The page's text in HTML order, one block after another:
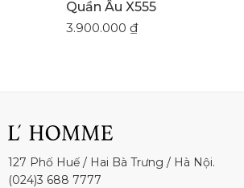
Quần Âu X555
3.900.000 ₫
127 Phố Huế / Hai Bà Trưng / Hà Nội.
(024)3 688 7777